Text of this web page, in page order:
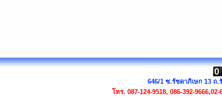
646/1 ซ.รัชดาภิเษก 13 ถ
โทร. 087-124-9518, 086-392-